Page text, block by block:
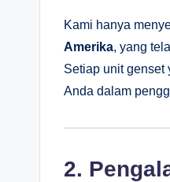
Kami hanya
Amerika, yang
Setiap unit genset
Anda dalam
2.